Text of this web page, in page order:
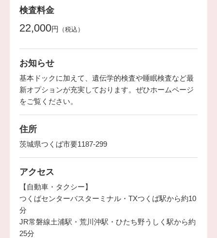
検査料金
22,000円 （税込）
お知らせ
基本ドックに加えて、遺伝学的検査や睡眠検査など最
新オプションが充実しております。ぜひホームページ
をご覧ください。
住所
茨城県つくば市要1187-299
アクセス
【自動車・タクシー】
つくばセンターバスターミナル・TXつくば駅から約10
分
JR常磐線土浦駅・荒川沖駅・ひたち野うしく駅から約
25分